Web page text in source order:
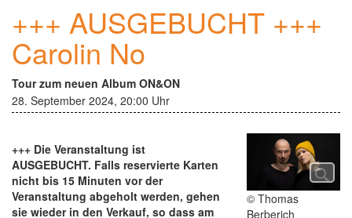
+++ AUSGEBUCHT +++
Carolin No
Tour zum neuen Album ON&ON
28. September 2024, 20:00 Uhr
+++ Die Veranstaltung ist
AUSGEBUCHT. Falls reservierte Karten
nicht bis 15 Minuten vor der
Veranstaltung abgeholt werden, gehen
sie wieder in den Verkauf, so dass am
© Thomas
Berberich